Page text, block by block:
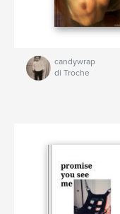
candywrap
di Troche